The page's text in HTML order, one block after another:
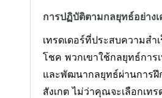
การปฏิบัติตามกลยุทธ์อย่าง
เทรดเดอร์ที่ประสบความสำ
โชค พวกเขาใช้กลยุทธ์การ
และพัฒนากลยุทธ์ผ่านการฝึ
สังเกต ไม่ว่าคุณจะเลือกเท